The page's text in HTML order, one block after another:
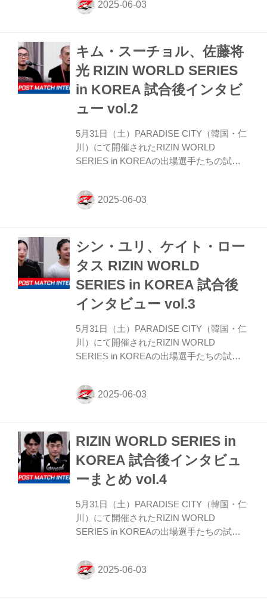
は思わなかった」 ーー試合後の率直な感想
てきたのですが、今は悔しい気持ちで頭が
いっぱいです。 ーーサトシ選手と実際に戦
った印象を教えてください。 ウォンビン
正直、思っていた通りでした。見た感じ
も、最初の印象もすべて予想通りでした。
えていた通りの選...
キム・スーチョル、佐藤将
光 RIZIN WORLD SERIES
in KOREA 試合後インタビ
ュー vol.2
5月31日（土）PARADISE CITY（韓国・仁
川）にて開催されたRIZIN WORLD
SERIES in KOREAの出場選手たちの試合
ム・スーチョル「まずは少し休みながら、
今後のことを考えたい」 ーー試合後の率直
とは全部やった感じなので、スッキリして
います。 ーー佐藤将光選手と2度目に戦っ
た印象を教えてください。 スーチョル ま
ず、クリンチの場面での対応がとても良か
ったです。そういった対処に対して、僕が
うまく展開できなかったのがちょっと心残
りです。 ...
シン・ユリ、ケイト・ロー
タス RIZIN WORLD
SERIES in KOREA 試合後
インタビュー vol.3
5月31日（土）PARADISE CITY（韓国・仁
川）にて開催されたRIZIN WORLD
SERIES in KOREAの出場選手たちの試合
ン・ユリ「体をまたしっかり作るには、少
し時間が必要」 ーー試合後の率直な感想を
が、一方では、今回の試合は怪我のせいで
あまり練習ができなかったので、正直、準
備する中で不安な気持ちもありましたし、
今回「勝ちたい」という気持ちも強かった
な思いもあり悲しい気分です。 ーーケイ
ト・ロータス選手...
RIZIN WORLD SERIES in
KOREA 試合後インタビュ
ーまとめ vol.4
5月31日（土）PARADISE CITY（韓国・仁
川）にて開催されたRIZIN WORLD
SERIES in KOREAの出場選手たちの試合
原樹理「もう1回まずは勝ちたい」 ーー試
合後の率直な感想をお聞かせいただけます